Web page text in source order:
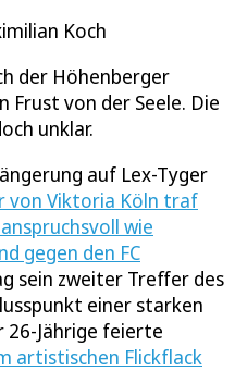
Koch
der Höhenberger
Frust von der Seele. Die
unklar.
auf Lex-Tyger
von Viktoria Köln traf
wie
gegen den FC
sein zweiter Treffer des
einer starken
26-Jährige feierte
artistischen Flickflack